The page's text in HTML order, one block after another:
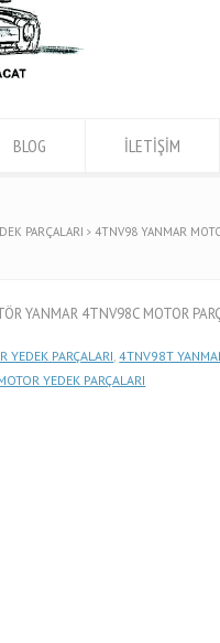
BLOG İLETİŞİM
PARÇALARI 4TNV98 YANMAR
YANMAR 4TNV98C MOTOR
YEDEK PARÇALARI,4TNV98T
YEDEK PARÇALARI